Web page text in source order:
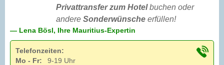
Privattransfer zum Hotelbuchen oder
andere Sonderwünsche erfüllen!
— Lena Bösl, Ihre Mauritius-Expertin
Telefonzeiten:
Mo - Fr:
9-19 Uhr